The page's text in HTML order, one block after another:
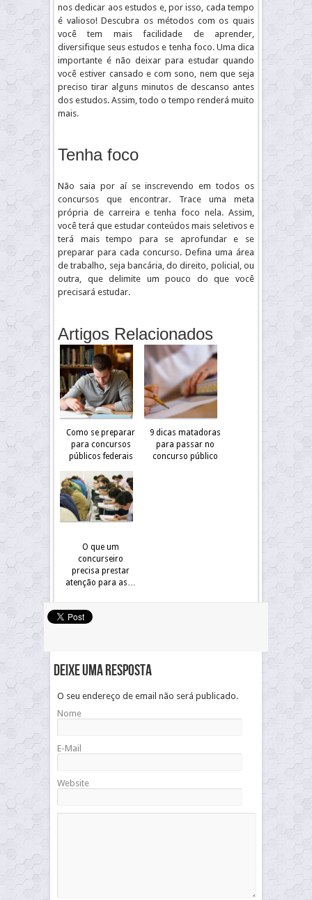
nos dedicar aos estudos e, por isso, cada tempo
é valioso! Descubra os métodos com os quais
você tem mais facilidade de aprender,
diversifique seus estudos e tenha foco. Uma dica
importante é não deixar para estudar quando
você estiver cansado e com sono, nem que seja
preciso tirar alguns minutos de descanso antes
dos estudos. Assim, todo o tempo renderá muito
mais.
Tenha foco
Não saia por aí se inscrevendo em todos os
concursos que encontrar. Trace uma meta
própria de carreira e tenha foco nela. Assim,
você terá que estudar conteúdos mais seletivos e
terá mais tempo para se aprofundar e se
preparar para cada concurso. Defina uma área
de trabalho, seja bancária, do direito, policial, ou
outra, que delimite um pouco do que você
precisará estudar.
Artigos Relacionados
Como se preparar
para concursos
públicos federais
9 dicas matadoras
para passar no
concurso público
O que um
concurseiro
precisa prestar
atenção para as…
Deixe uma resposta
O seu endereço de email não será publicado.
Nome
E-Mail
Website